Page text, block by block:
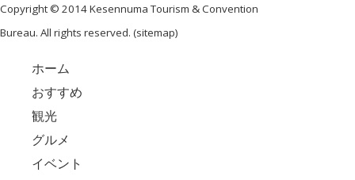
Copyright © 2014 Kesennuma Tourism & Convention
Bureau. All rights reserved. (sitemap)
ホーム
おすすめ
観光
グルメ
イベント